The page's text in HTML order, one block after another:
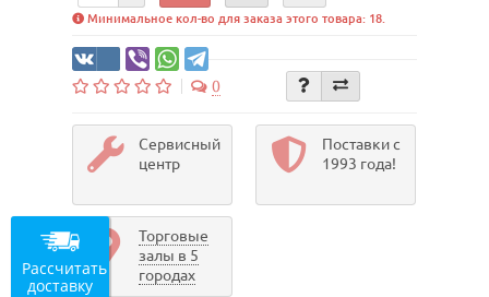
Минимальное кол-во для заказа этого товара: 18.
0
Сервисный
центр
Поставки с
1993 года!
Торговые
залы в 5
городах
Рассчитать
доставку